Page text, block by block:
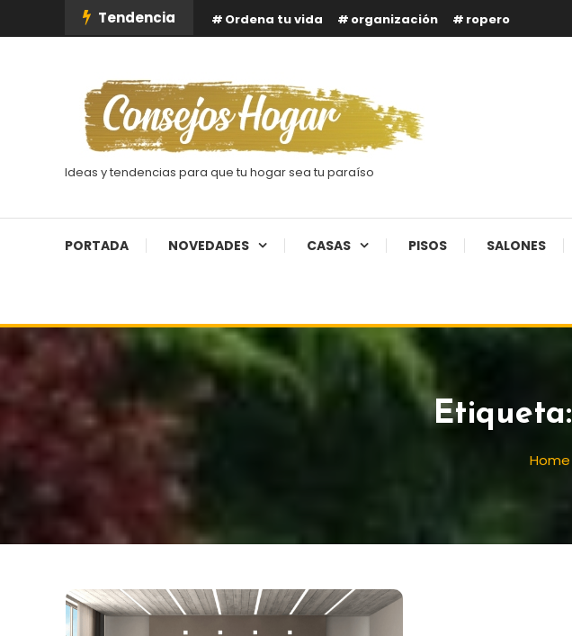
To
Tendencia Ordena tu vida organización ropero
Ideas y tendencias para que tu hogar sea tu paraíso
PORTADA NOVEDADES CASAS PISOS SALONES
Etiqueta:
Home